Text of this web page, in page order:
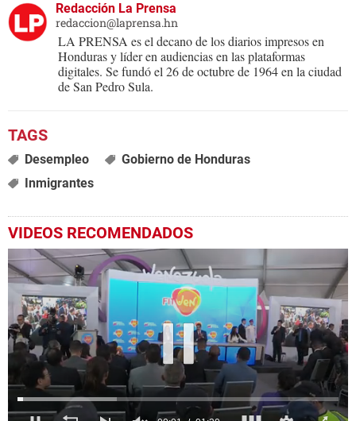
Redacción La Prensa
redaccion@laprensa.hn
LA PRENSA es el decano de los diarios impresos en
Honduras y líder en audiencias en las plataformas
digitales. Se fundó el 26 de octubre de 1964 en la ciudad
de San Pedro Sula.
Desempleo
Gobierno de Honduras
Inmigrantes
VIDEOS RECOMENDADOS